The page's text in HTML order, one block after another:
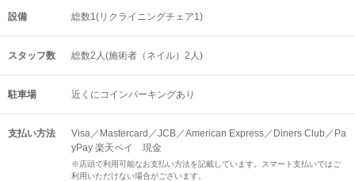
設備 総数1(リクライニングチェア1)
スタッフ数 総数2人(施術者（ネイル）2人)
駐車場 近くにコインパーキングあり
支払い方法
Visa／Mastercard／JCB／American Express／Diners Club／Pa
yPay 楽天ペイ 現金
※店頭で利用可能なお支払い方法を記載しています。スマート支払いではご
利用いただけない場合がございます。